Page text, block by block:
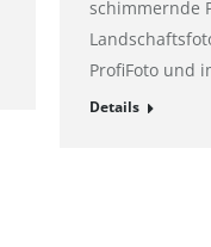
schimmernde
ProfiFoto und
Details